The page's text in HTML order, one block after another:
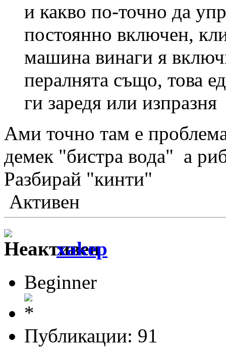
и какво по-точно да
постоянно включен,
машина винаги я
пералнята също, това
ги заредя или изпразня
Ами точно там е
демек "бистра вода" а
Разбирай "кинти"
Активен
xakep
Beginner
Публикации: 91